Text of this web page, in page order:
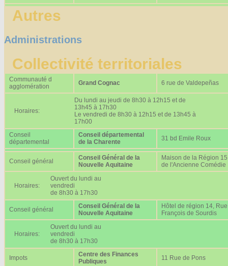
Autres
Administrations
Collectivité territoriales
Communauté d
agglomération
Grand Cognac 6 rue de Valdepeñas
Horaires:
Du lundi au jeudi de 8h30 à 12h15 et de
13h45 à 17h30
Le vendredi de 8h30 à 12h15 et de 13h45 à
17h00
Conseil
départemental
Conseil départemental
de la Charente
31 bd Emile Roux
Conseil général
Conseil Général de la
Nouvelle Aquitaine
Maison de la Région
de l'Ancienne Comédie
Horaires:
Ouvert du lundi au
vendredi
de 8h30 à 17h30
Conseil général
Conseil Général de la
Nouvelle Aquitaine
Hôtel de région 14, Rue
François de Sourdis
Horaires:
Ouvert du lundi au
vendredi
de 8h30 à 17h30
Impots
Centre des Finances
Publiques
11 Rue de Pons